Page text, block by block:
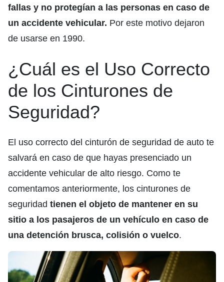
fallas y no protegían a las personas en caso de
un accidente vehicular. Por este motivo dejaron
de usarse en 1990.
¿Cuál es el Uso Correcto
de los Cinturones de
Seguridad?
El uso correcto del cinturón de seguridad de auto te
salvará en caso de que hayas presenciado un
accidente vehicular de alto riesgo. Como te
comentamos anteriormente, los cinturones de
seguridad tienen el objeto de mantener en su
sitio a los pasajeros de un vehículo en caso de
una detención brusca, colisión o vuelco.